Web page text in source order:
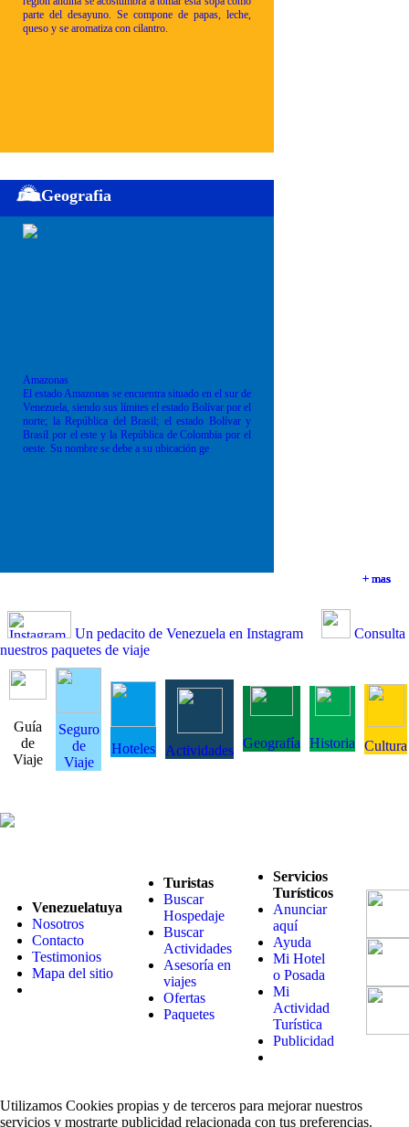
+ mas
+ mas
parte del desayuno. Se compone de papas, leche,
queso y se aromatiza con cilantro.
+ mas
Geografia
Amazonas
El estado Amazonas se encuentra situado en el sur de
Venezuela, siendo sus límites el estado Bolívar por el
norte; la República del Brasil; el estado Bolívar y
Brasil por el este y la República de Colombia por el
oeste. Su nombre se debe a su ubicación ge
+ mas
Un pedacito de Venezuela en Instagram
Consulta
nuestros paquetes de viaje
Guía
de
Viaje
Seguro
de
Viaje
Hoteles Actividades Geografía Historia Cultura
Venezuelatuya
Nosotros
Contacto
Testimonios
Mapa del sitio
Turistas
Buscar
Hospedaje
Buscar
Actividades
Asesoría en
viajes
Ofertas
Paquetes
Servicios
Turísticos
Anunciar
aquí
Ayuda
Mi Hotel
o Posada
Mi
Actividad
Turística
Publicidad
Utilizamos Cookies propias y de terceros para mejorar nuestros
servicios y mostrarte publicidad relacionada con tus preferencias.